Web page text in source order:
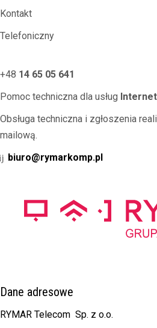
Kontakt
Telefoniczny
+48 14 65 05 641
Pomoc techniczna dla usług
Obsługa techniczna i zgłoszenia
mailową.
biuro@rymarkomp.pl
Dane adresowe
RYMAR Telecom Sp. z o.o.